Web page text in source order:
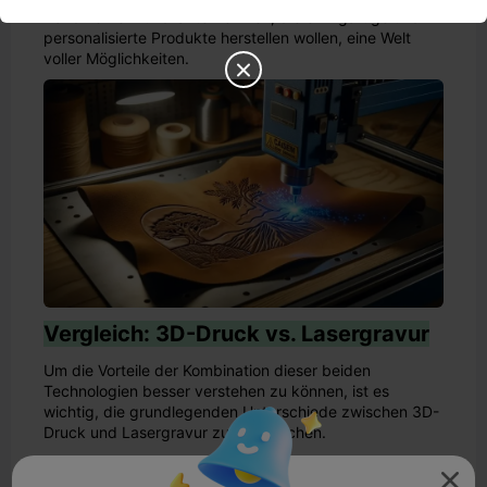
personalisierte Produkte herstellen wollen, eine Welt
voller Möglichkeiten.
Vergleich: 3D-Druck vs. Lasergravur
Um die Vorteile der Kombination dieser beiden
Technologien besser verstehen zu können, ist es
wichtig, die grundlegenden Unterschiede zwischen 3D-
Druck und Lasergravur zu untersuchen.
3D-Druck: Ein additives Verfahren

